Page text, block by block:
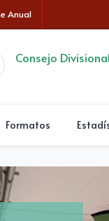
Anual
Consejo
Formatos